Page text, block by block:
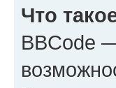
Что
BBCode